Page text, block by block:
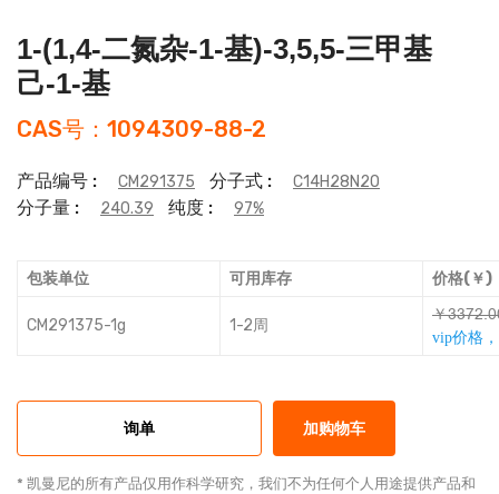
1-(1,4-二氮杂-1-基)-3,5,5-三甲基
己-1-基
CAS号：1094309-88-2
产品编号 : CM291375 分子式 : C14H28N2O
分子量 : 240.39 纯度 : 97%
包装单位 可用库存 价格(￥)
CM291375-1g 1-2周
￥
vip价格
询单 加购物车
* 凯曼尼的所有产品仅用作科学研究，我们不为任何个人用途提供产品和